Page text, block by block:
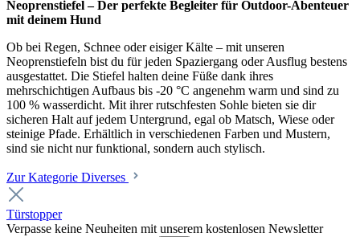
Neoprenstiefel – Der perfekte Begleiter für Outdoor-Abenteuer
mit deinem Hund
Ob bei Regen, Schnee oder eisiger Kälte – mit unseren
Neoprenstiefeln bist du für jeden Spaziergang oder Ausflug bestens
ausgestattet. Die Stiefel halten deine Füße dank ihres
mehrschichtigen Aufbaus bis -20 °C angenehm warm und sind zu
100 % wasserdicht. Mit ihrer rutschfesten Sohle bieten sie dir
sicheren Halt auf jedem Untergrund, egal ob Matsch, Wiese oder
steinige Pfade. Erhältlich in verschiedenen Farben und Mustern,
sind sie nicht nur funktional, sondern auch stylisch.
Zur Kategorie Diverses
Türstopper
Verpasse keine Neuheiten mit unserem kostenlosen Newsletter